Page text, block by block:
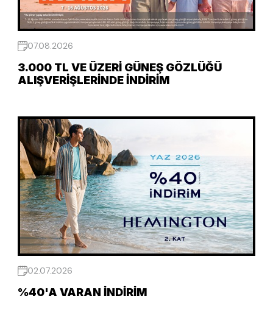
07.08.2026
3.000 TL VE ÜZERI GÜNEŞ GÖZLÜĞÜ
ALIŞVERIŞLERINDE İNDIRIM
02.07.2026
%40'A VARAN İNDIRIM